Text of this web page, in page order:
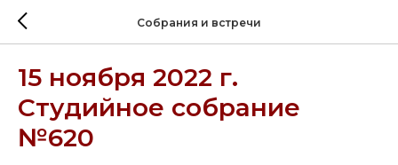
Собрания и встречи
15 ноября 2022 г.
Студийное собрание
№620